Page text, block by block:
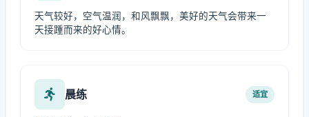
天气较好，空气温润，和风飘飘，美好的天气会带来一
天接踵而来的好心情。
晨练 适宜